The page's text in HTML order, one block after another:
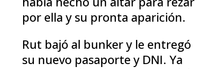
por ella y su pronta aparición.
Rut bajó al bunker y le entregó
su nuevo pasaporte y DNI. Ya